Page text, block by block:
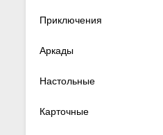
Приключения
Аркады
Настольные
Карточные